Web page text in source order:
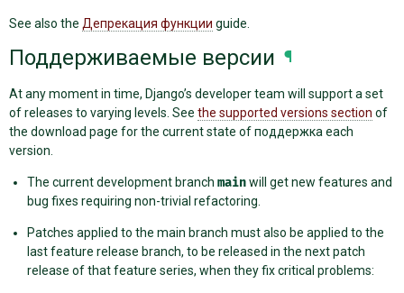
See also the Депрекация функции guide.
Поддерживаемые версии ¶
At any moment in time, Django’s developer team will support a set
of releases to varying levels. See the supported versions section of
the download page for the current state of поддержка each
version.
The current development branch mainwill get new features and
bug fixes requiring non-trivial refactoring.
Patches applied to the main branch must also be applied to the
last feature release branch, to be released in the next patch
release of that feature series, when they fix critical problems: